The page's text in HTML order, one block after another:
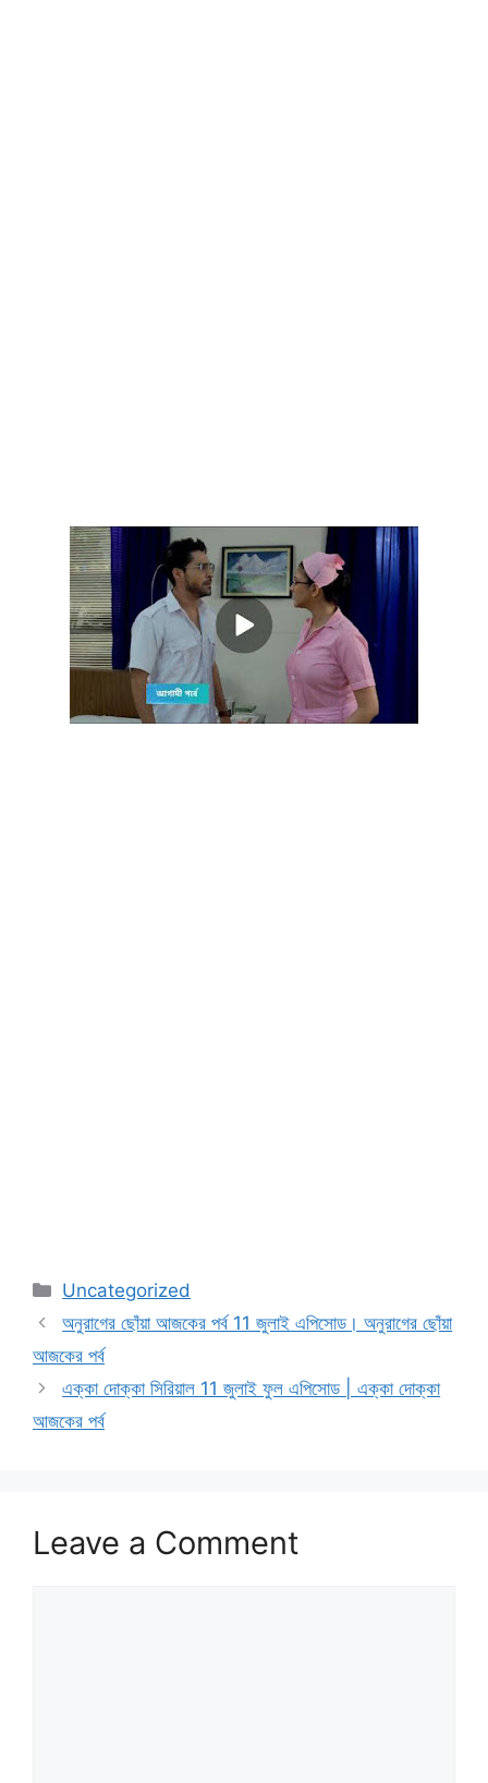
Categories
Uncategorized
অনুরাগের ছোঁয়া আজকের পর্ব 11 জুলাই এপিসোড। অনুরাগের ছোঁয়া
আজকের পর্ব
এক্কা দোক্কা সিরিয়াল 11 জুলাই ফুল এপিসোড | এক্কা দোক্কা
আজকের পর্ব
Leave a Comment